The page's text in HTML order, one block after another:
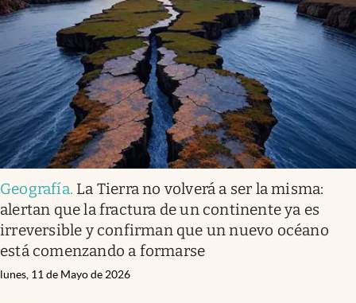
Infotechnology
Clase
Clima
Mundial 2026
Eventos Corporativos
El Cronista Studio
Mediakit
abre en nueva pestaña
Argentina
Geografía. La Tierra no volverá a ser la misma:
alertan que la fractura de un continente ya es
irreversible y confirman que un nuevo océano
está comenzando a formarse
lunes, 11 de Mayo de 2026